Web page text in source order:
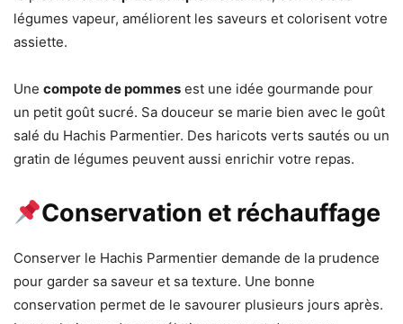
légumes vapeur, améliorent les saveurs et colorisent votre
assiette.
Une compote de pommes est une idée gourmande pour
un petit goût sucré. Sa douceur se marie bien avec le goût
salé du Hachis Parmentier. Des haricots verts sautés ou un
gratin de légumes peuvent aussi enrichir votre repas.
Conservation et réchauffage
Conserver le Hachis Parmentier demande de la prudence
pour garder sa saveur et sa texture. Une bonne
conservation permet de le savourer plusieurs jours après.